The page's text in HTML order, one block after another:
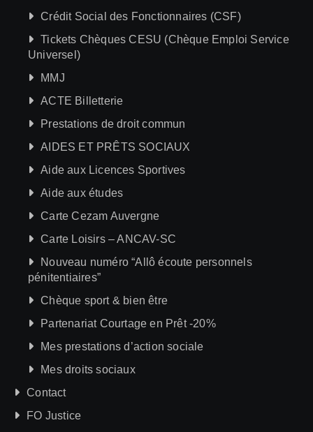
Crédit Social des Fonctionnaires (CSF)
Tickets Chèques CESU (Chèque Emploi Service
Universel)
MMJ
ACTE Billetterie
Prestations de droit commun
AIDES ET PRÊTS SOCIAUX
Aide aux Licences Sportives
Aide aux études
Carte Cezam Auvergne
Carte Loisirs – ANCAV-SC
Nouveau numéro “Allô écoute personnels
pénitentiaires”
Chèque sport & bien être
Partenariat Courtage en Prêt -20%
Mes prestations d’action sociale
Mes droits sociaux
Contact
FO Justice